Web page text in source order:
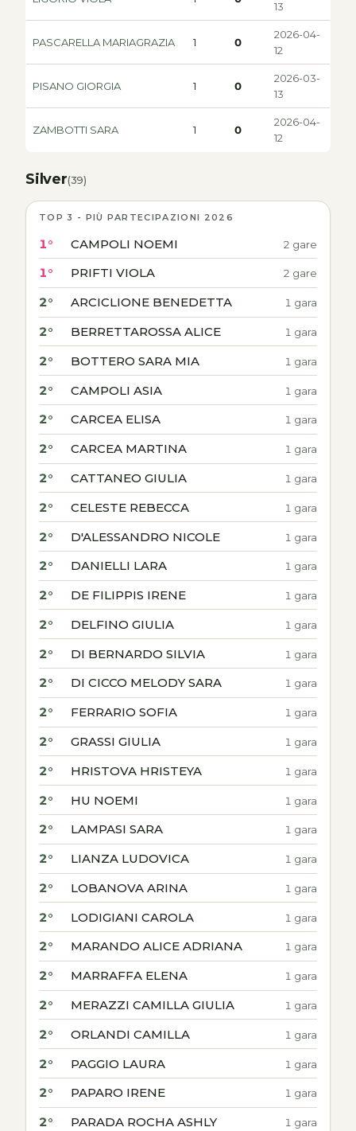
13
PASCARELLA MARIAGRAZIA 1 0
2026-04-
12
PISANO GIORGIA 1 0
2026-03-
13
ZAMBOTTI SARA 1 0
2026-04-
12
Silver(39)
TOP 3 - PIÙ PARTECIPAZIONI 2026
1° CAMPOLI NOEMI 2 gare
1° PRIFTI VIOLA 2 gare
2° ARCICLIONE BENEDETTA 1 gara
2° BERRETTAROSSA ALICE 1 gara
2° BOTTERO SARA MIA 1 gara
2° CAMPOLI ASIA 1 gara
2° CARCEA ELISA 1 gara
2° CARCEA MARTINA 1 gara
2° CATTANEO GIULIA 1 gara
2° CELESTE REBECCA 1 gara
2° D'ALESSANDRO NICOLE 1 gara
2° DANIELLI LARA 1 gara
2° DE FILIPPIS IRENE 1 gara
2° DELFINO GIULIA 1 gara
2° DI BERNARDO SILVIA 1 gara
2° DI CICCO MELODY SARA 1 gara
2° FERRARIO SOFIA 1 gara
2° GRASSI GIULIA 1 gara
2° HRISTOVA HRISTEYA 1 gara
2° HU NOEMI 1 gara
2° LAMPASI SARA 1 gara
2° LIANZA LUDOVICA 1 gara
2° LOBANOVA ARINA 1 gara
2° LODIGIANI CAROLA 1 gara
2° MARANDO ALICE ADRIANA 1 gara
2° MARRAFFA ELENA 1 gara
2° MERAZZI CAMILLA GIULIA 1 gara
2° ORLANDI CAMILLA 1 gara
2° PAGGIO LAURA 1 gara
2° PAPARO IRENE 1 gara
2°
PARADA ROCHA ASHLY
1 gara